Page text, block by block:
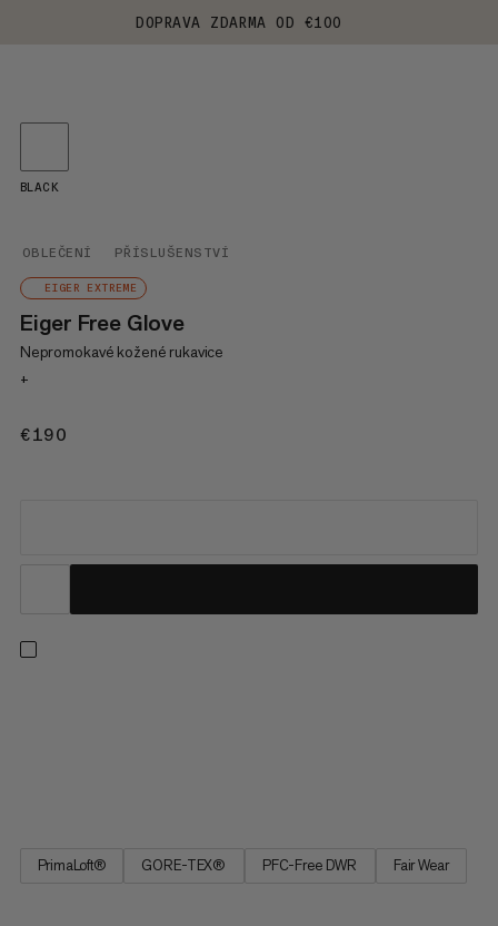
DOPRAVA ZDARMA OD €100
OBLEČENÍ PŘÍSLUŠENSTVÍ
EIGER EXTREME
Eiger Free Glove
Nepromokavé kožené rukavice
+
€190
BLACK
PrimaLoft® GORE-TEX® PFC-Free DWR Fair Wear